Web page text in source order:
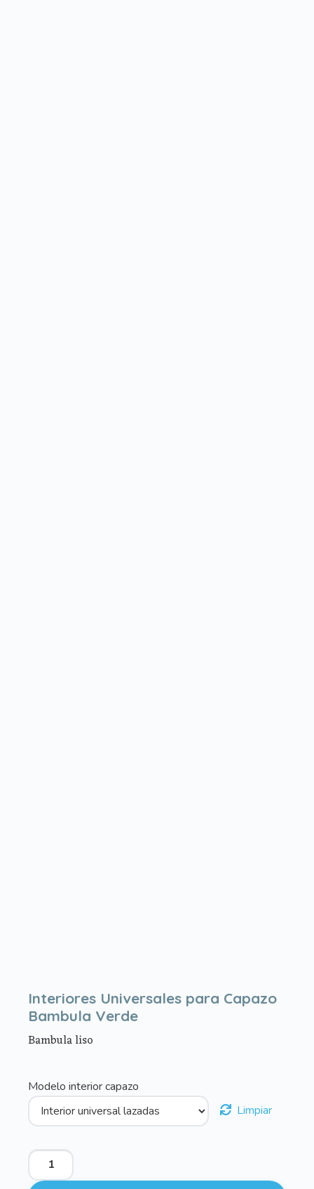
Interiores Universales para Capazo
Bambula Verde
Bambula liso
Modelo interior capazo
Limpiar
Interiores
Universales